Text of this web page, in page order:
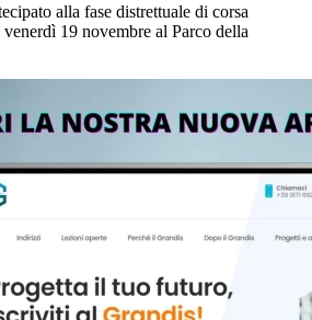
alla fase distrettuale di corsa
19 novembre al Parco della